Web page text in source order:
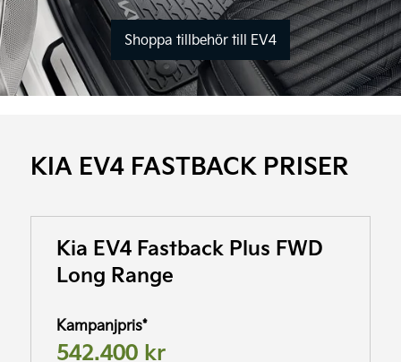
Shoppa tillbehör till EV4
KIA EV4 FASTBACK PRISER
Kia EV4 Fastback Plus FWD
Long Range
Kampanjpris*
542.400 kr